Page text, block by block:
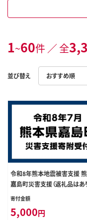
1~60件 ／ 全
並び替え
令和8年熊本地震被害支援
嘉島町災害支援（返礼品はあ
ん） KK007
寄付金額
5,000円